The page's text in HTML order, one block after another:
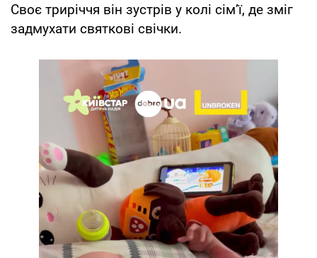
Своє триріччя він зустрів у колі сім’ї, де зміг
задмухати святкові свічки.